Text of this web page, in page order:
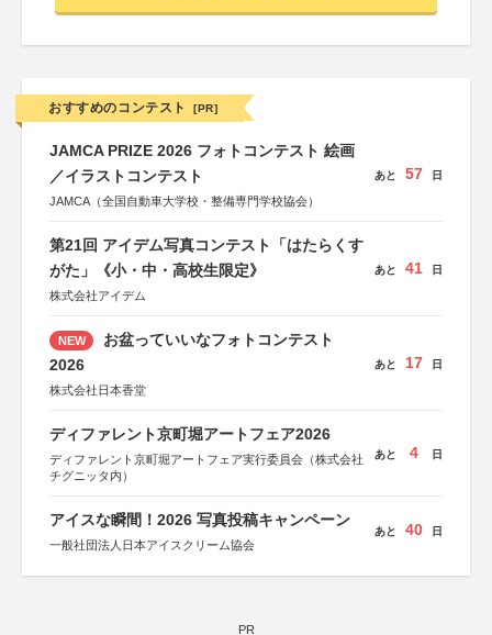
おすすめのコンテスト [PR]
JAMCA PRIZE 2026 フォトコンテスト 絵画
／イラストコンテスト
JAMCA（全国自動車大学校・整備専門学校協会）
あと 57 日
第21回 アイデム写真コンテスト「はたらくす
がた」《小・中・高校生限定》
株式会社アイデム
あと 41 日
NEW
お盆っていいなフォトコンテスト
2026
株式会社日本香堂
あと 17 日
ディファレント京町堀アートフェア2026
ディファレント京町堀アートフェア実行委員会（株式会社
チグニッタ内）
あと 4 日
アイスな瞬間！2026 写真投稿キャンペーン
一般社団法人日本アイスクリーム協会
あと 40 日
PR